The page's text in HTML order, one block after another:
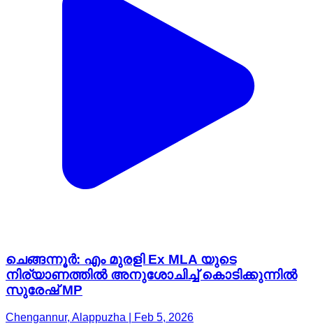
ചെങ്ങന്നൂർ: എം മുരളി Ex MLA യുടെ
നിര്യാണത്തിൽ അനുശോചിച്ച് കൊടിക്കുന്നിൽ
സുരേഷ് MP
Chengannur, Alappuzha | Feb 5, 2026